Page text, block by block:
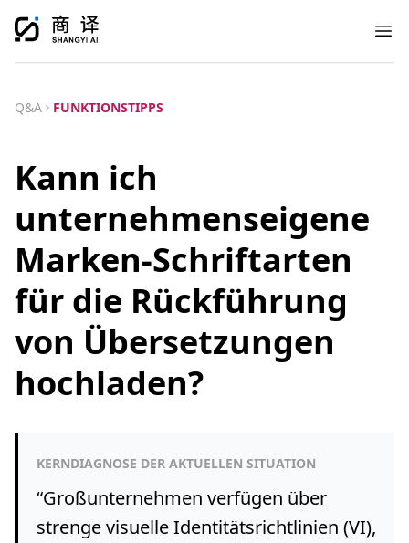
Q&A FUNKTIONSTIPPS
Kann ich
unternehmenseigene
Marken-Schriftarten
für die Rückführung
von Übersetzungen
hochladen?
KERNDIAGNOSE DER AKTUELLEN SITUATION
“Großunternehmen verfügen über
strenge visuelle Identitätsrichtlinien (VI),